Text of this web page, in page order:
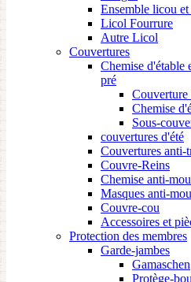
Ensemble licou
Licol Fourrure
Autre Licol
Couvertures
Chemise d'étable
pré
Couverture
Chemise
Sous-
couvertures d'été
Couvertures anti-
Couvre-Reins
Chemise anti-
Masques anti-
Couvre-cou
Accessoires et
Protection des membres
Garde-jambes
Gamaschen
Protège-